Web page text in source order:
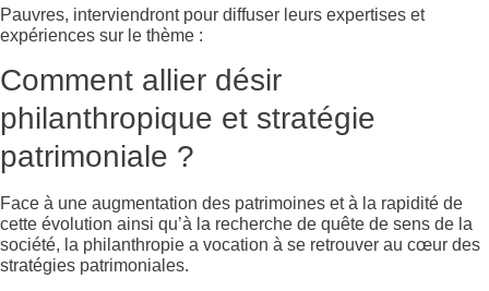
Pauvres, interviendront pour diffuser leurs expertises et
expériences sur le thème :
Comment allier désir
philanthropique et stratégie
patrimoniale ?
Face à une augmentation des patrimoines et à la rapidité de
cette évolution ainsi qu’à la recherche de quête de sens de la
société, la philanthropie a vocation à se retrouver au cœur des
stratégies patrimoniales.